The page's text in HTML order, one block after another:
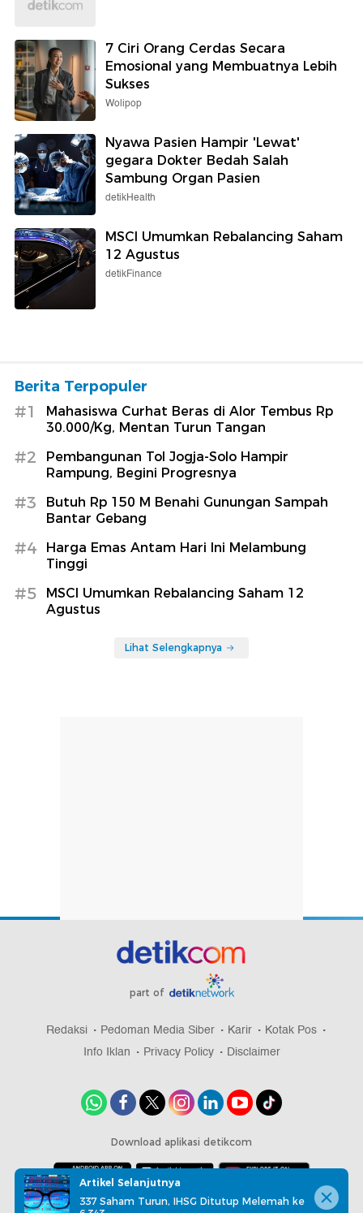
7 Ciri Orang Cerdas Secara
Emosional yang Membuatnya Lebih
Sukses
Wolipop
Nyawa Pasien Hampir 'Lewat'
gegara Dokter Bedah Salah
Sambung Organ Pasien
detikHealth
MSCI Umumkan Rebalancing Saham
12 Agustus
detikFinance
Berita Terpopuler
#1
Mahasiswa Curhat Beras di Alor Tembus Rp
30.000/Kg, Mentan Turun Tangan
#2
Pembangunan Tol Jogja-Solo Hampir
Rampung, Begini Progresnya
#3
Butuh Rp 150 M Benahi Gunungan Sampah
Bantar Gebang
#4
Harga Emas Antam Hari Ini Melambung
Tinggi
#5
MSCI Umumkan Rebalancing Saham 12
Agustus
Lihat Selengkapnya
part of
Redaksi Pedoman Media Siber Karir
Kotak Pos
Info Iklan
Privacy Policy Disclaimer
Download aplikasi detikcom
Copyright @ 2026 detikcom, All right reserved
Artikel Selanjutnya
337 Saham Turun, IHSG Ditutup Melemah ke